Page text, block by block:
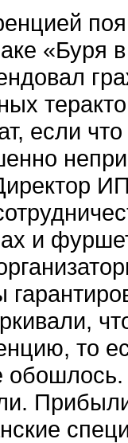
«Буря
если
и
то